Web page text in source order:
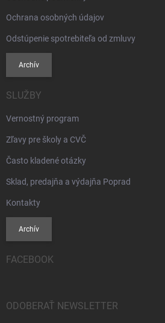
Ochrana osobných údajov
Odstúpenie spotrebiteľa od zmluvy
Archív
SLUŽBY
Vernostný program
Zľavy pre školy a CVČ
Často kladené otázky
Sklad, predajňa a výdajňa Poprad
Kontakty
Archív
FACEBOOK
ODOBERAŤ NEWSLETTER